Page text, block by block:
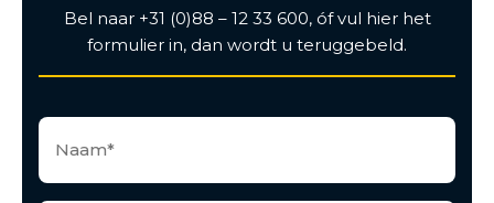
Bel naar +31 (0)88 – 12 33 600, óf vul hier het
formulier in, dan wordt u teruggebeld.